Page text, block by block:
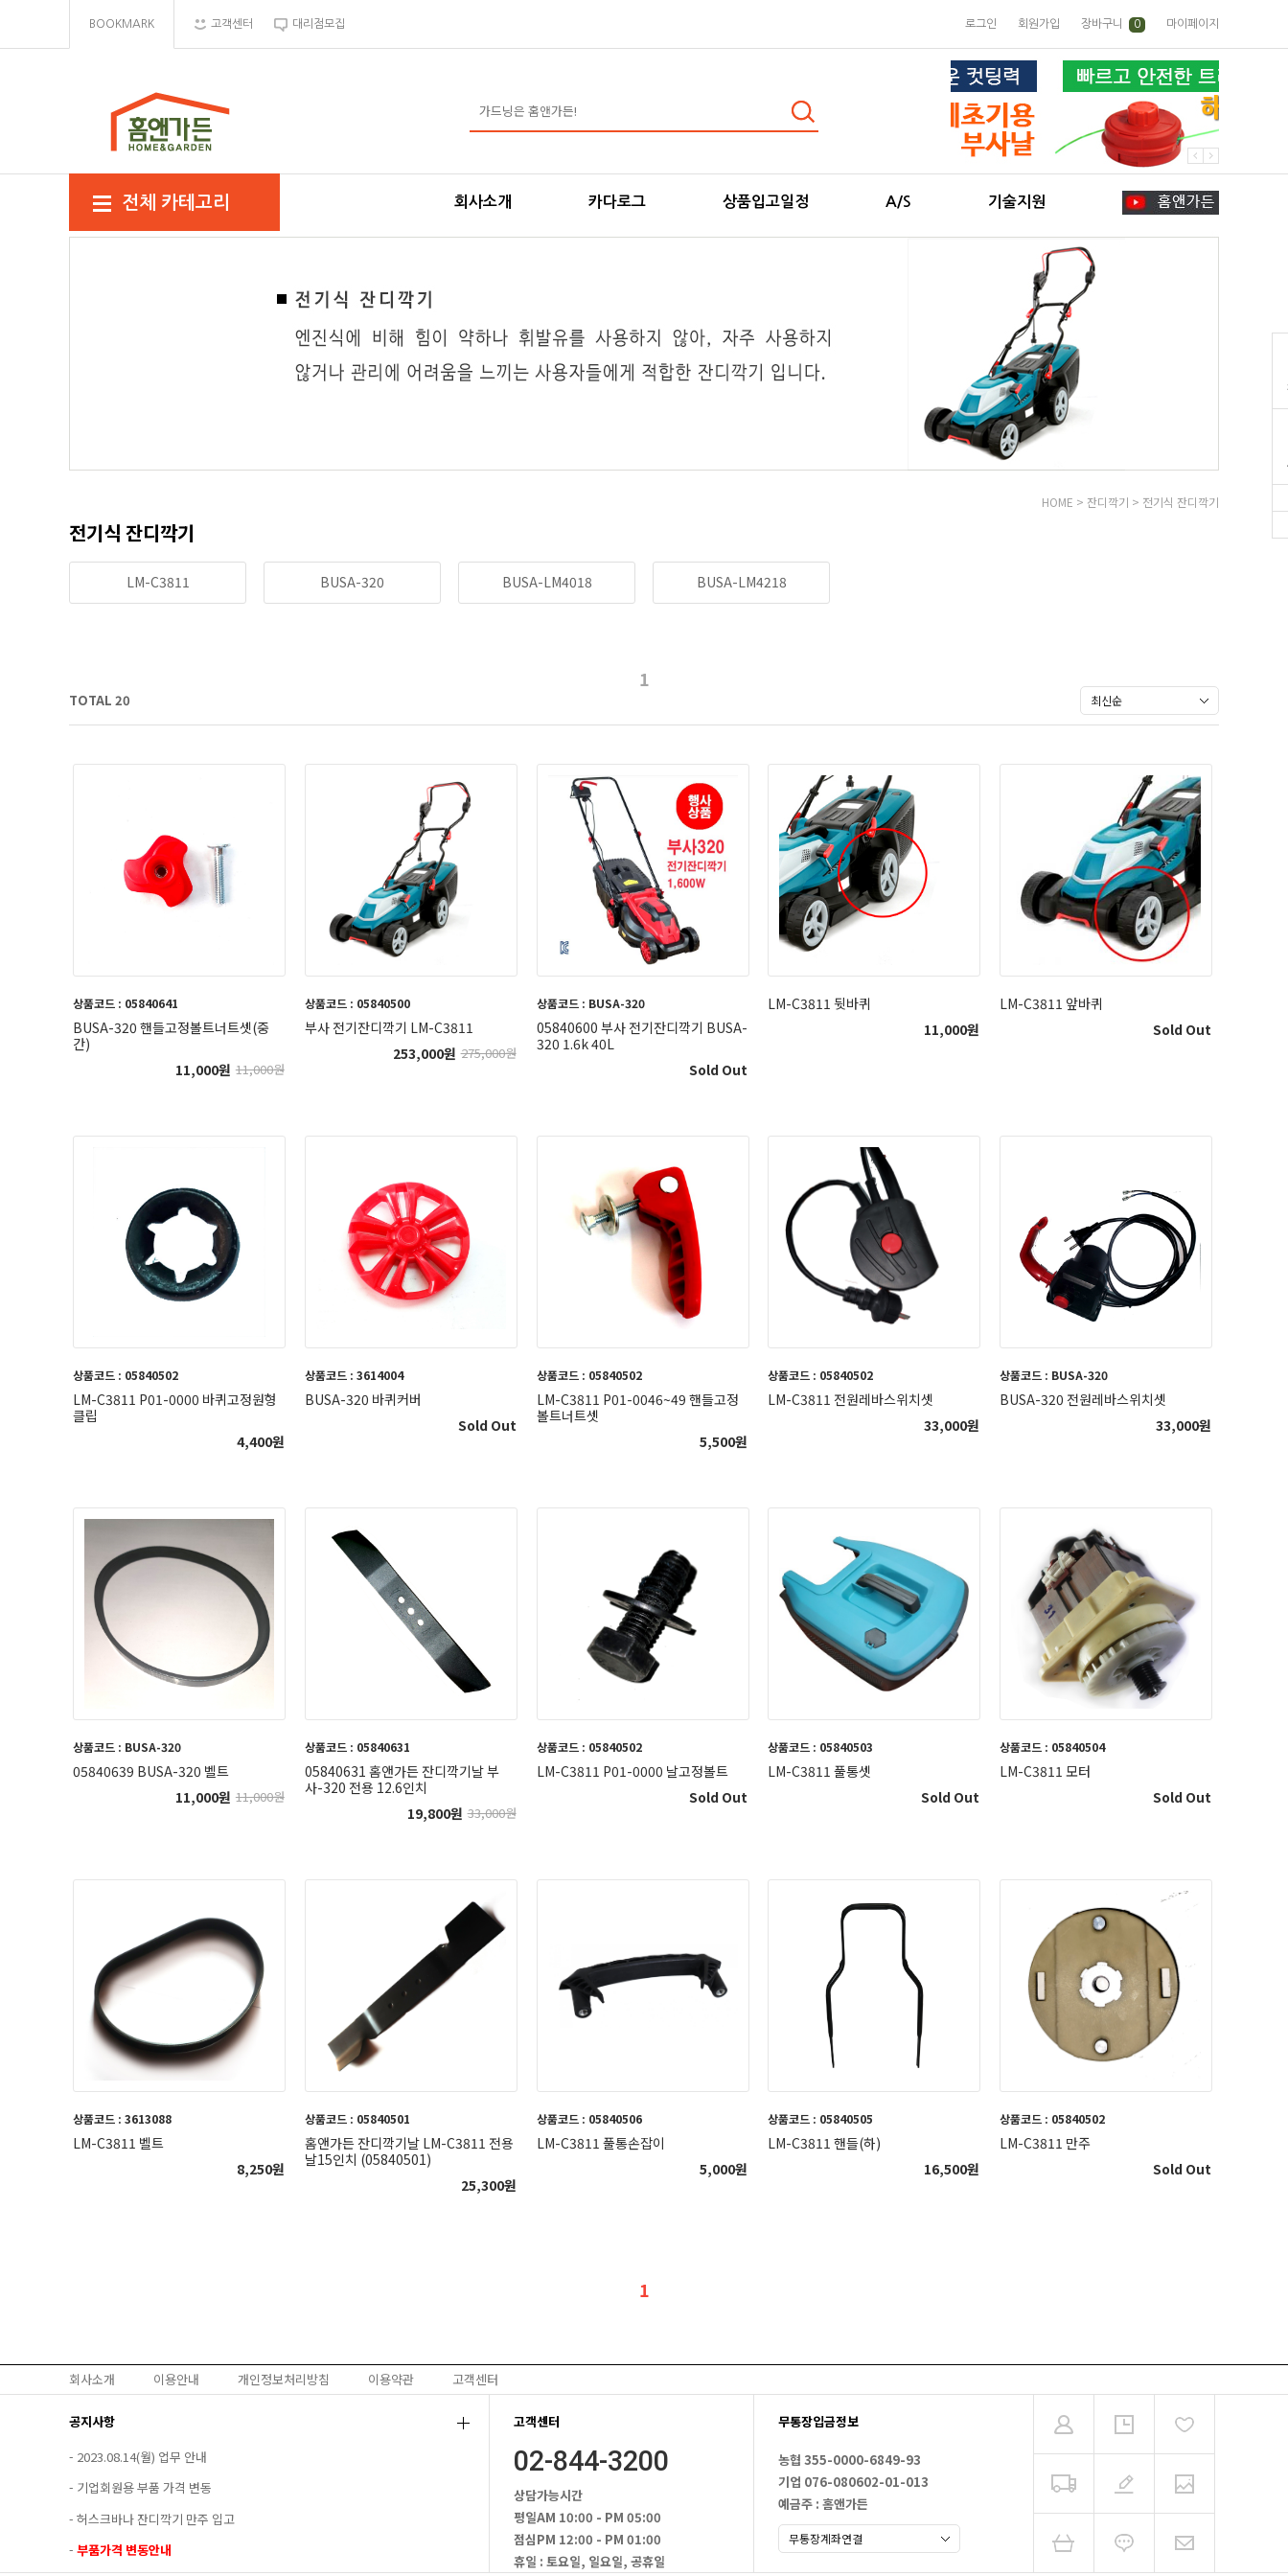
BOOKMARK 고객센터 대리점모집 로그인 회원가입 장바구니 0 마이페이지
전체 카테고리 회사소개 카다로그 상품입고일정 A/S 기술지원
HOME > 잔디깍기 > 전기식 잔디깍기
전기식 잔디깍기
LM-C3811 BUSA-320 BUSA-LM4018 BUSA-LM4218
1
TOTAL 20
상품코드 : 05840641
BUSA-320 핸들고정볼트너트셋(중
간)
11,000원 11,000원
상품코드 : 05840500
부사 전기잔디깍기 LM-C3811
253,000원 275,000원
상품코드 : BUSA-320
05840600 부사 전기잔디깍기 BUSA-
320 1.6k 40L
Sold Out
LM-C3811 뒷바퀴
11,000원
LM-C3811 앞바퀴
Sold Out
상품코드 : 05840502
LM-C3811 P01-0000 바퀴고정원형
클립
4,400원
상품코드 : 3614004
BUSA-320 바퀴커버
Sold Out
상품코드 : 05840502
LM-C3811 P01-0046~49 핸들고정
볼트너트셋
5,500원
상품코드 : 05840502
LM-C3811 전원레바스위치셋
33,000원
상품코드 : BUSA-320
BUSA-320 전원레바스위치셋
33,000원
상품코드 : BUSA-320
05840639 BUSA-320 벨트
11,000원 11,000원
상품코드 : 05840631
05840631 홈앤가든 잔디깍기날 부
사-320 전용 12.6인치
19,800원 33,000원
상품코드 : 05840502
LM-C3811 P01-0000 날고정볼트
Sold Out
상품코드 : 05840503
LM-C3811 풀통셋
Sold Out
상품코드 : 05840504
LM-C3811 모터
Sold Out
상품코드 : 3613088
LM-C3811 벨트
8,250원
상품코드 : 05840501
홈앤가든 잔디깍기날 LM-C3811 전용
날15인치 (05840501)
25,300원
상품코드 : 05840506
LM-C3811 풀통손잡이
5,000원
상품코드 : 05840505
LM-C3811 핸들(하)
16,500원
상품코드 : 05840502
LM-C3811 만주
Sold Out
1
회사소개 이용안내 개인정보처리방침 이용약관 고객센터
공지사항
- 2023.08.14(월) 업무 안내
- 기업회원용 부품 가격 변동
- 허스크바나 잔디깍기 만주 입고
- 부품가격 변동안내
고객센터
02-844-3200
상담가능시간
평일AM 10:00 - PM 05:00
점심PM 12:00 - PM 01:00
휴일 : 토요일, 일요일, 공휴일
무통장입금정보
농협 355-0000-6849-93
기업 076-080602-01-013
예금주 : 홈앤가든